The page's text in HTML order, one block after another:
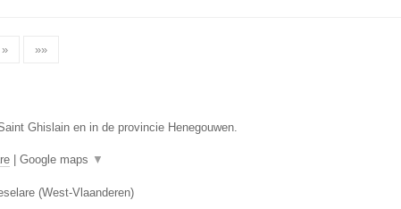
» »»
Ghislain en in de provincie Henegouwen.
| Google maps ▼
(West-Vlaanderen)